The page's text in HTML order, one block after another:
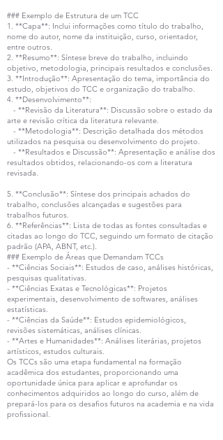
### Exemplo de Estrutura de um TCC
1. **Capa**: Inclui informações como título do trabalho,
nome do autor, nome da instituição, curso, orientador,
entre outros.
2. **Resumo**: Síntese breve do trabalho, incluindo
objetivo, metodologia, principais resultados e conclusões.
3. **Introdução**: Apresentação do tema, importância do
estudo, objetivos do TCC e organização do trabalho.
4. **Desenvolvimento**:
- **Revisão da Literatura**: Discussão sobre o estado da
arte e revisão crítica da literatura relevante.
- **Metodologia**: Descrição detalhada dos métodos
utilizados na pesquisa ou desenvolvimento do projeto.
- **Resultados e Discussão**: Apresentação e análise dos
resultados obtidos, relacionando-os com a literatura
revisada.
5. **Conclusão**: Síntese dos principais achados do
trabalho, conclusões alcançadas e sugestões para
trabalhos futuros.
6. **Referências**: Lista de todas as fontes consultadas e
citadas ao longo do TCC, seguindo um formato de citação
padrão (APA, ABNT, etc.).
### Exemplo de Áreas que Demandam TCCs
- **Ciências Sociais**: Estudos de caso, análises históricas,
pesquisas qualitativas.
- **Ciências Exatas e Tecnológicas**: Projetos
experimentais, desenvolvimento de softwares, análises
estatísticas.
- **Ciências da Saúde**: Estudos epidemiológicos,
revisões sistemáticas, análises clínicas.
- **Artes e Humanidades**: Análises literárias, projetos
artísticos, estudos culturais.
Os TCCs são uma etapa fundamental na formação
acadêmica dos estudantes, proporcionando uma
oportunidade única para aplicar e aprofundar os
conhecimentos adquiridos ao longo do curso, além de
prepará-los para os desafios futuros na academia e na vida
profissional.